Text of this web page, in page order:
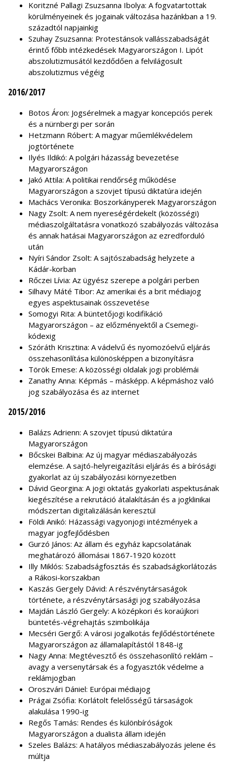
Koritzné Pallagi Zsuzsanna Ibolya: A fogvatartottak
körülményeinek és jogainak változása hazánkban a 19.
századtól napjainkig
Szuhay Zsuzsanna: Protestánsok vallásszabadságát
érintő főbb intézkedések Magyarországon I. Lipót
abszolutizmusától kezdődően a felvilágosult
abszolutizmus végéig
2016/2017
Botos Áron: Jogsérelmek a magyar koncepciós perek
és a nürnbergi per során
Hetzmann Róbert: A magyar műemlékvédelem
jogtörténete
Ilyés Ildikó: A polgári házasság bevezetése
Magyarországon
Jakó Attila: A politikai rendőrség működése
Magyarországon a szovjet típusú diktatúra idején
Machács Veronika: Boszorkányperek Magyarországon
Nagy Zsolt: A nem nyereségérdekelt (közösségi)
médiaszolgáltatásra vonatkozó szabályozás változása
és annak hatásai Magyarországon az ezredforduló
után
Nyíri Sándor Zsolt: A sajtószabadság helyzete a
Kádár-korban
Rőczei Lívia: Az ügyész szerepe a polgári perben
Silhavy Máté Tibor: Az amerikai és a brit médiajog
egyes aspektusainak összevetése
Somogyi Rita: A büntetőjogi kodifikáció
Magyarországon – az előzményektől a Csemegi-
kódexig
Szóráth Krisztina: A vádelvű és nyomozóelvű eljárás
összehasonlítása különösképpen a bizonyításra
Török Emese: A közösségi oldalak jogi problémái
Zanathy Anna: Képmás – másképp. A képmáshoz való
jog szabályozása és az internet
2015/2016
Balázs Adrienn: A szovjet típusú diktatúra
Magyarországon
Bőcskei Balbina: Az új magyar médiaszabályozás
elemzése. A sajtó-helyreigazítási eljárás és a bírósági
gyakorlat az új szabályozási környezetben
Dávid Georgina: A jogi oktatás gyakorlati aspektusának
kiegészítése a rekrutáció átalakításán és a jogklinikai
módszertan digitalizálásán keresztül
Földi Anikó: Házassági vagyonjogi intézmények a
magyar jogfejlődésben
Gurzó János: Az állam és egyház kapcsolatának
meghatározó állomásai 1867-1920 között
Illy Miklós: Szabadságfosztás és szabadságkorlátozás
a Rákosi-korszakban
Kaszás Gergely Dávid: A részvénytársaságok
története, a részvénytársasági jog szabályozása
Majdán László Gergely: A középkori és koraújkori
büntetés-végrehajtás szimbolikája
Mecséri Gergő: A városi jogalkotás fejlődéstörténete
Magyarországon az államalapítástól 1848-ig
Nagy Anna: Megtévesztő és összehasonlító reklám –
avagy a versenytársak és a fogyasztók védelme a
reklámjogban
Oroszvári Dániel: Európai médiajog
Prágai Zsófia: Korlátolt felelősségű társaságok
alakulása 1990-ig
Regős Tamás: Rendes és különbíróságok
Magyarországon a dualista állam idején
Szeles Balázs: A hatályos médiaszabályozás jelene és
múltja